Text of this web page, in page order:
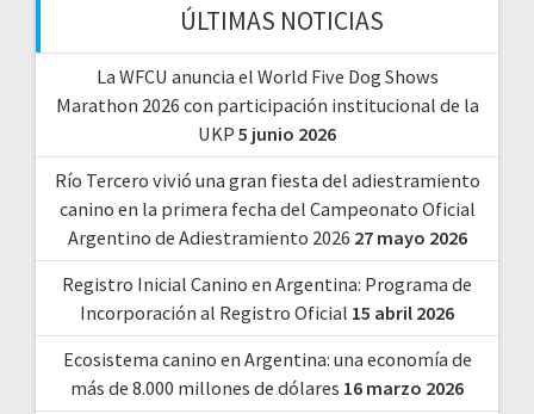
ÚLTIMAS NOTICIAS
La WFCU anuncia el World Five Dog Shows
Marathon 2026 con participación institucional de la
UKP 5 junio 2026
Río Tercero vivió una gran fiesta del adiestramiento
canino en la primera fecha del Campeonato Oficial
Argentino de Adiestramiento 2026 27 mayo 2026
Registro Inicial Canino en Argentina: Programa de
Incorporación al Registro Oficial 15 abril 2026
Ecosistema canino en Argentina: una economía de
más de 8.000 millones de dólares 16 marzo 2026